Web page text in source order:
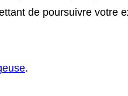
de poursuivre votre
.